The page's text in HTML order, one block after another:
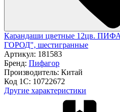
Карандаши цветные 12цв.
ГОРОД", шестигранные
Артикул: 181583
Бренд: Пифагор
Производитель: Китай
Код 1С: 10722672
Другие характеристики